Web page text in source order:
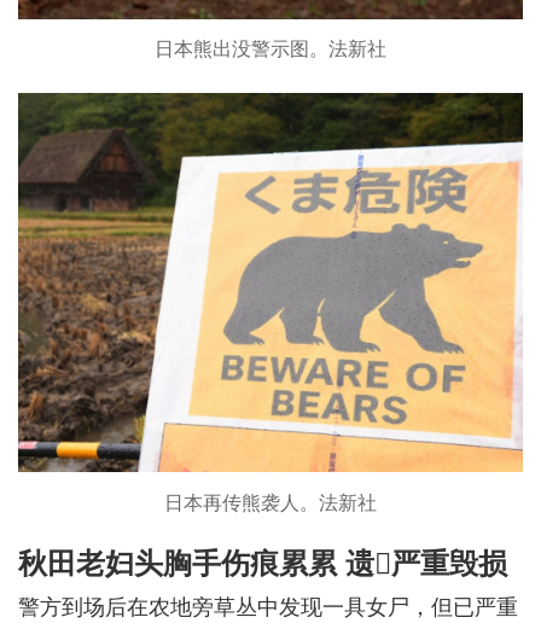
日本熊出没警示图。法新社
日本再传熊袭人。法新社
秋田老妇头胸手伤痕累累 遗𩪼严重毁损
警方到场后在农地旁草丛中发现一具女尸，但已严重